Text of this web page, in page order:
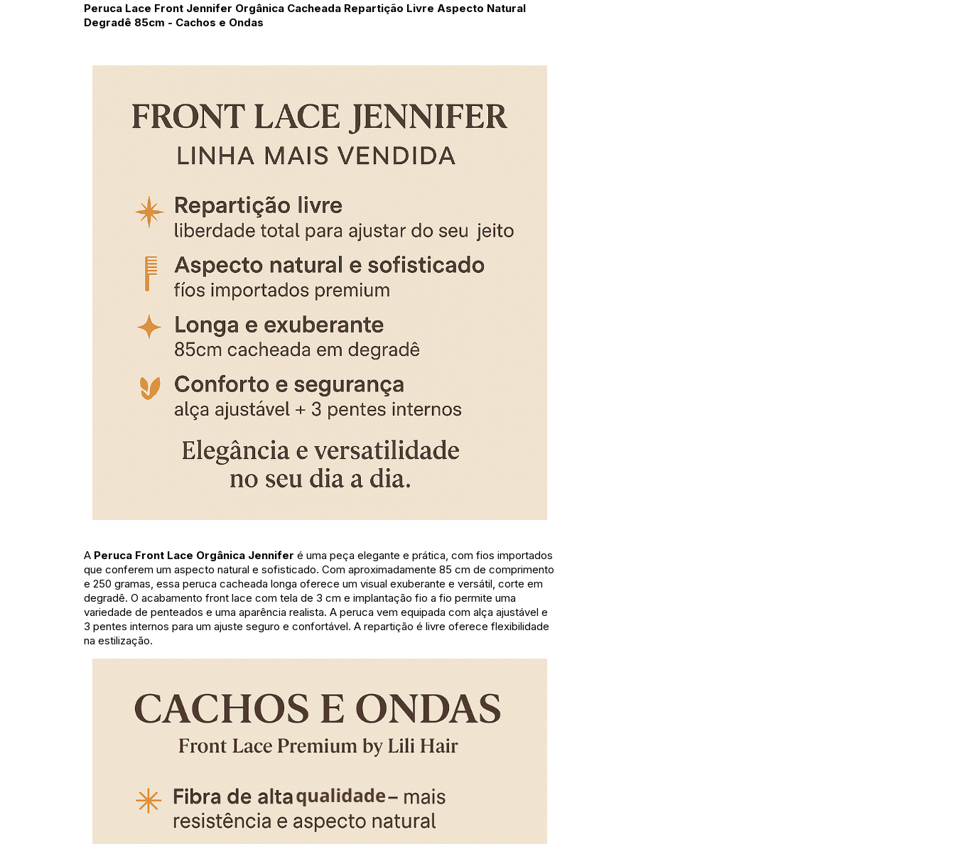
Peruca Lace Front Jennifer Orgânica Cacheada Repartição Livre Aspecto Natural
Degradê 85cm - Cachos e Ondas
A Peruca Front Lace Orgânica Jennifer é uma peça elegante e prática, com fios importados
que conferem um aspecto natural e sofisticado. Com aproximadamente 85 cm de comprimento
e 250 gramas, essa peruca cacheada longa oferece um visual exuberante e versátil, corte em
degradê. O acabamento front lace com tela de 3 cm e implantação fio a fio permite uma
variedade de penteados e uma aparência realista. A peruca vem equipada com alça ajustável e
3 pentes internos para um ajuste seguro e confortável. A repartição é livre oferece flexibilidade
na estilização.